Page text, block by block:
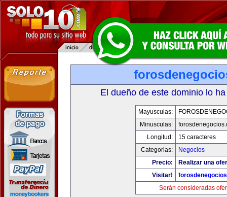
El dueño de este dominio lo
Mayusculas:
Minusculas:
Longitud:
15 caracteres
Categorias:
Negocios
Precio:
Realizar una
Visitar!
Serán consideradas